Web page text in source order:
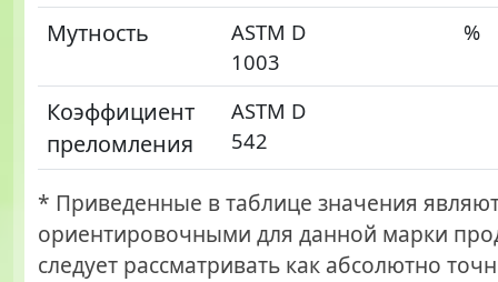
Мутность
ASTM D
1003
%
Коэффициент
преломления
ASTM D
542
* Приведенные в таблице значения
ориентировочными для данной марки
следует рассматривать как абсолютно